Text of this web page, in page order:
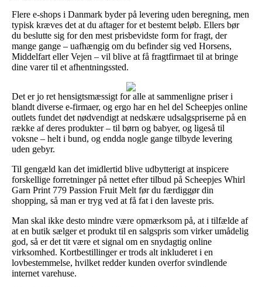
Flere e-shops i Danmark byder på levering uden beregning, men
typisk kræves det at du aftager for et bestemt beløb. Ellers bør
du beslutte sig for den mest prisbevidste form for fragt, der
mange gange – uafhængig om du befinder sig ved Horsens,
Middelfart eller Vejen – vil blive at få fragtfirmaet til at bringe
dine varer til et afhentningssted.
Det er jo ret hensigtsmæssigt for alle at sammenligne priser i
blandt diverse e-firmaer, og ergo har en hel del Scheepjes online
outlets fundet det nødvendigt at nedskære udsalgspriserne på en
række af deres produkter – til børn og babyer, og ligeså til
voksne – helt i bund, og endda nogle gange tilbyde levering
uden gebyr.
Til gengæld kan det imidlertid blive udbytterigt at inspicere
forskellige forretninger på nettet efter tilbud på Scheepjes Whirl
Garn Print 779 Passion Fruit Melt før du færdiggør din
shopping, så man er tryg ved at få fat i den laveste pris.
Man skal ikke desto mindre være opmærksom på, at i tilfælde af
at en butik sælger et produkt til en salgspris som virker umådelig
god, så er det tit være et signal om en snydagtig online
virksomhed. Kortbestillinger er trods alt inkluderet i en
lovbestemmelse, hvilket redder kunden overfor svindlende
internet varehuse.